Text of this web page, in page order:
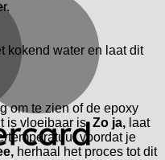
kokend water en laat dit
om te zien of de epoxy
is vloeibaar is.Zo ja, laat
voordat je
herhaal het proces tot dit